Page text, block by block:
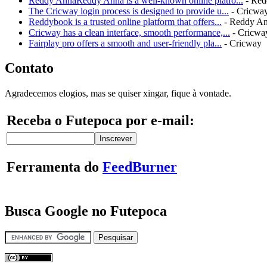
The Cricway login process is designed to provide u... -
Reddybook is a trusted online platform that offers... - Reddy
Cricway has a clean interface, smooth performance,... -
Fairplay pro offers a smooth and user-friendly pla... - Cricway
Contato
Agradecemos elogios, mas se quiser xingar, fique à vontade.
Receba o Futepoca por e-mail:
Ferramenta do FeedBurner
Busca Google no Futepoca